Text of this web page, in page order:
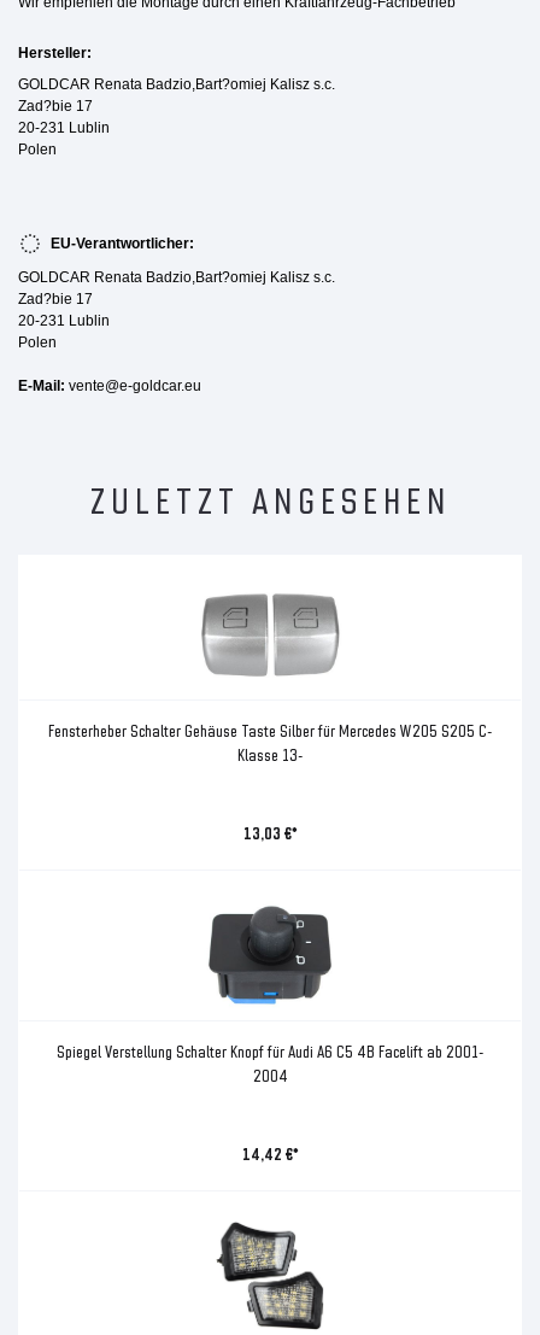
Hersteller:
GOLDCAR Renata Badzio,Bart?omiej Kalisz s.c.
Zad?bie 17
20-231 Lublin
Polen
EU-Verantwortlicher:
GOLDCAR Renata Badzio,Bart?omiej Kalisz s.c.
Zad?bie 17
20-231 Lublin
Polen
E-Mail: vente@e-goldcar.eu
ZULETZT ANGESEHEN
Fensterheber Schalter Gehäuse Taste Silber für Mercedes W205 S205 C-
Klasse 13-
13,03 €*
Spiegel Verstellung Schalter Knopf für Audi A6 C5 4B Facelift ab 2001-
2004
14,42 €*